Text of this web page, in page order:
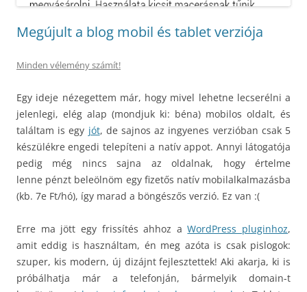
Megújult a blog mobil és tablet verziója
Minden vélemény számít!
Egy ideje nézegettem már, hogy mivel lehetne lecserélni a
jelenlegi, elég alap (mondjuk ki: béna) mobilos oldalt, és
találtam is egy jót, de sajnos az ingyenes verzióban csak 5
készülékre engedi telepíteni a natív appot. Annyi látogatója
pedig még nincs sajna az oldalnak, hogy értelme
lenne pénzt beleölnöm egy fizetős natív mobilalkalmazásba
(kb. 7e Ft/hó), így marad a böngészős verzió. Ez van :(
Erre ma jött egy frissítés ahhoz aWordPress pluginhoz,
amit eddig is használtam, én meg azóta is csak pislogok:
szuper, kis modern, új dizájnt fejlesztettek! Aki akarja, ki is
próbálhatja már a telefonján, bármelyik domain-t